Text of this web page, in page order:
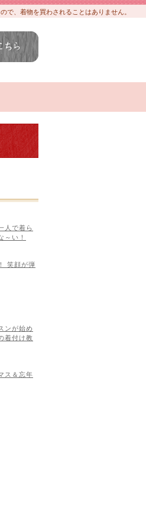
で、着物を買わされることはありません。
人で着ら
い！
笑顔が弾
ンが始め
着付け教
ス＆忘年